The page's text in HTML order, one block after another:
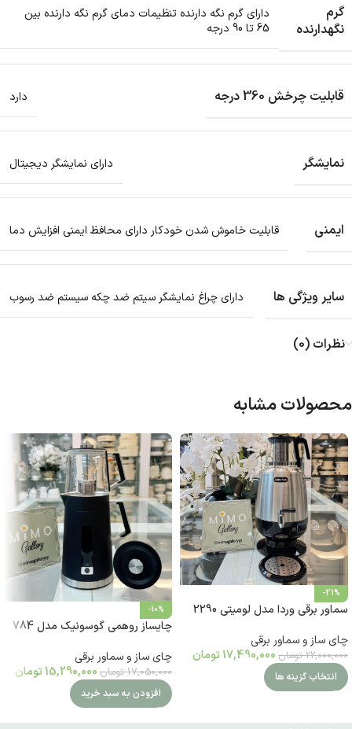
گرم
نگهدارنده
دارای گرم نگه دارنده تنظیمات دمای گرم نگه دارنده بین
65 تا 90 درجه
قابلیت چرخش 360 درجه دارد
نمایشگر دارای نمایشگر دیجیتال
ایمنی قابلیت خاموش شدن خودکار دارای محافظ ایمنی افزایش دما
سایر ویژگی ها دارای چراغ نمایشگر سیتم ضد چکه سیستم ضد رسوب
نظرات (0)
محصولات مشابه
-21%
سماور برقی وردا مدل لومیتی 2290
چای ساز و سماور برقی
22,000,000 تومان 17,490,000 تومان
انتخاب گزینه ها
-10%
چایساز روهمی گوسونیک مدل 784
چای ساز و سماور برقی
17,050,000 تومان 15,290,000 تومان
افزودن به سبد خرید